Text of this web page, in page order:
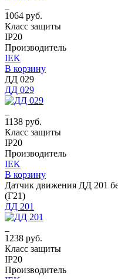
1064 руб.
Класс защиты
IP20
Производитель
IEK
В корзину
ДД 029
ДД 029
1138 руб.
Класс защиты
IP20
Производитель
IEK
В корзину
Датчик движения ДД 201
(Г21)
ДД 201
1238 руб.
Класс защиты
IP20
Производитель